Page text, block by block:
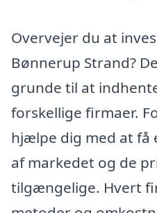
Overvejer du at
Bønnerup Strand?
grunde til at
forskellige firmaer.
hjælpe dig med at få
af markedet og de
tilgængelige. Hvert